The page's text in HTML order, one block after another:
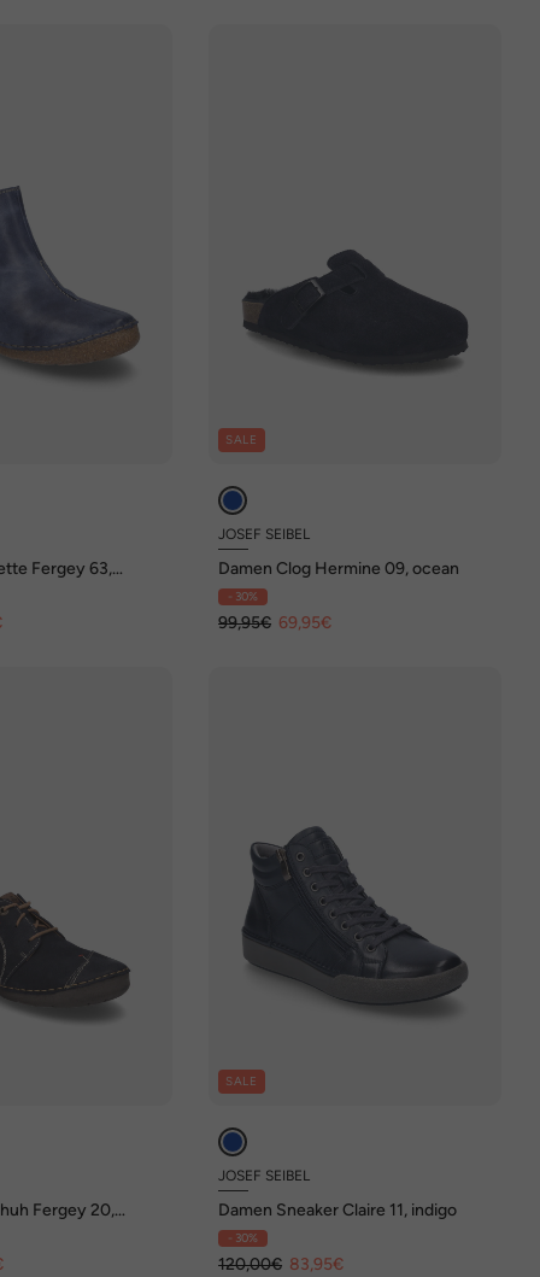
Fergey 63,
SALE
JOSEF SEIBEL
Damen Clog Hermine 09, ocean
- 30%
99,95€ 69,95€
Fergey 20,
SALE
JOSEF SEIBEL
Damen Sneaker Claire 11, indigo
- 30%
120,00€ 83,95€